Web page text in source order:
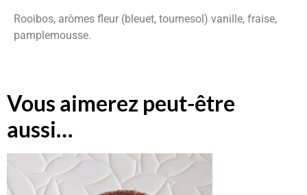
Rooibos, arômes fleur (bleuet, tournesol) vanille, fraise,
pamplemousse.
Vous aimerez peut-être
aussi…